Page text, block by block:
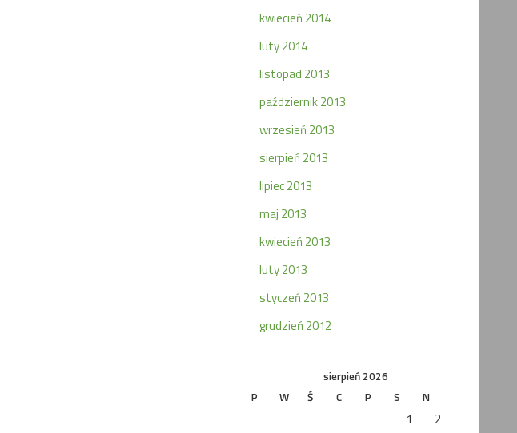
kwiecień 2014
luty 2014
listopad 2013
październik 2013
wrzesień 2013
sierpień 2013
lipiec 2013
maj 2013
kwiecień 2013
luty 2013
styczeń 2013
grudzień 2012
sierpień 2026
P
W Ś C P S N
1
2